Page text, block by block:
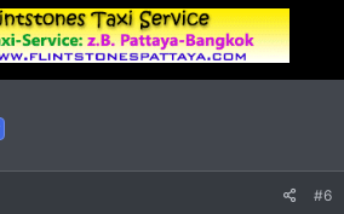
#6